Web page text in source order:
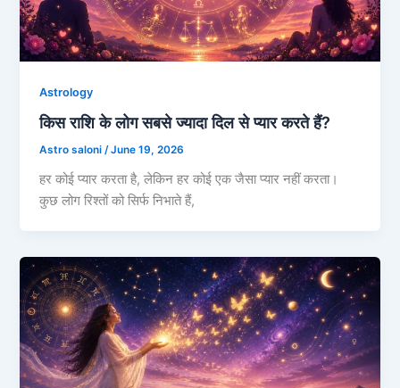
Astrology
किस राशि के लोग सबसे ज्यादा दिल से प्यार करते हैं?
Astro saloni/June 19, 2026
हर कोई प्यार करता है, लेकिन हर कोई एक जैसा प्यार नहीं करता।
कुछ लोग रिश्तों को सिर्फ निभाते हैं,